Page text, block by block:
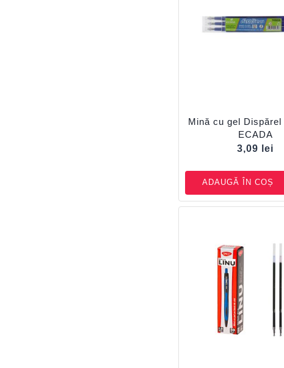
Mină cu gel Dispărel
ECADA
3,09
lei
ADAUGĂ ÎN COȘ